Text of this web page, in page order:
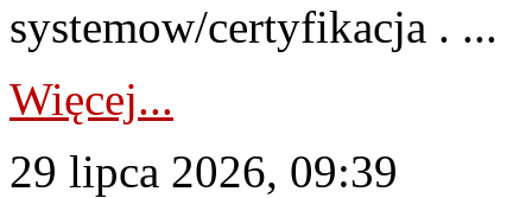
systemow/certyfikacja . ...
Więcej...
29 lipca 2026, 09:39